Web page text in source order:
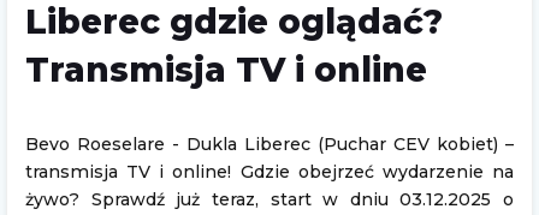
Liberec gdzie oglądać?
Transmisja TV i online
Bevo Roeselare - Dukla Liberec (Puchar CEV kobiet) –
transmisja TV i online! Gdzie obejrzeć wydarzenie na
żywo? Sprawdź już teraz, start w dniu 03.12.2025 o